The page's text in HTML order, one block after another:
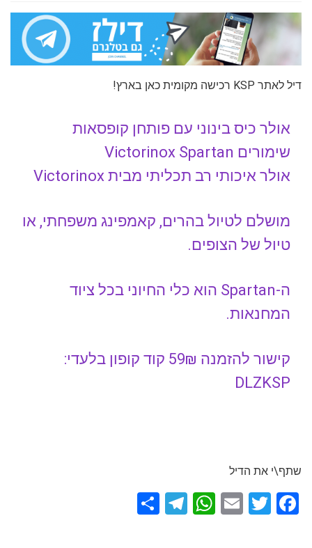
דיל לאתר KSP רכישה מקומית כאן בארץ!
אולר כיס בינוני עם פותחן קופסאות
שימורים Victorinox Spartan
אולר איכותי רב תכליתי מבית Victorinox
מושלם לטיול בהרים, קאמפינג משפחתי, או
טיול של הצופים.
ה-Spartan הוא כלי החיוני בכל ציוד
המחנאות.
קישור להזמנה
59₪ קוד קופון בלעדי:
DLZKSP
שתף\י את הדיל
F
T
E
W
T